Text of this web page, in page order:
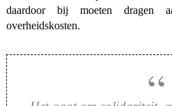
daardoor bij moeten dragen
overheidskosten.